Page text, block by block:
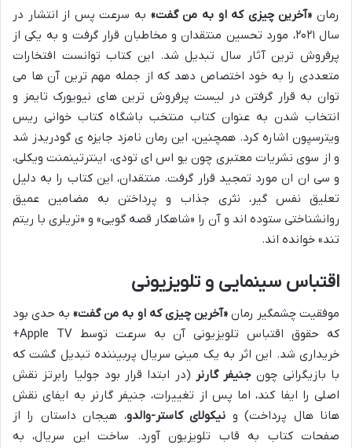
رمان «آخرین چیزی که او به من گفت» به سرعت پس از انتشار در
سال ۲۰۲۱، مورد تحسین منتقدان و مخاطبان قرار گرفت و به یکی از
پرفروش ترین آثار سال تبدیل شد. این کتاب توانست افتخارات
متعددی را به خود اختصاص دهد که از جمله مهم ترین آن ها می
توان به قرار گرفتن در لیست پرفروش ترین های نیویورک تایمز و
انتخاب شدن به عنوان کتاب منتخب باشگاه کتاب خوانی ریس
ویترسپون اشاره کرد. همچنین، این رمان نامزد جایزه ی گودریدز شد
و از سوی نشریات معتبری چون یو اس ای تودی، اینترتینمنت ویکلی،
و سی ان ان مورد تمجید قرار گرفت. منتقدان، این کتاب را به دلیل
تعلیق نفس گیر، نثری جذاب و پرداختن به مضامین عمیق
روانشناختی ستوده اند و آن را «شاهکار قصه گویی» و «تریلری با ریتم
تند» خوانده اند.
اقتباس سینمایی و تلویزیونی
موفقیت چشمگیر رمان«آخرین چیزی که او به من گفت»به حدی بود
که حقوق اقتباس تلویزیونی آن به سرعت توسط Apple TV+
خریداری شد. این اثر به یک مینی سریال پربیننده تبدیل گشت که
با بازیگرانی چون جنیفر گارنر (در ابتدا قرار بود جولیا رابرتز نقش
اصلی را ایفا کند، اما پس از تغییرات، جنیفر گارنر به ایفای نقش
هانا هال پرداخت) و نیکولای کاستر-والدو، هیجان داستان را از
صفحات کتاب به قاب تلویزیون آورد. ساخت این سریال، به